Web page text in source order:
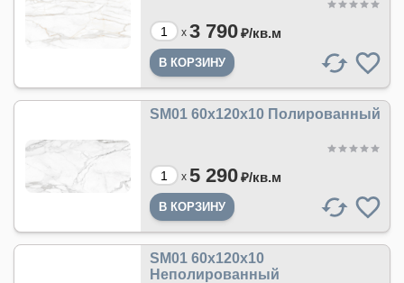
x 3 790₽/кв.м
SM01 60x120x10 Полированный
x 5 290₽/кв.м
SM01 60x120x10
Неполированный